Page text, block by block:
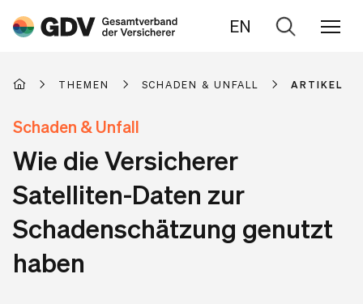
EN
Zur
THEMEN SCHADEN & UNFALL ARTIKEL
Schaden & Unfall
Wie die Versicherer
Satelliten-Daten zur
Schadenschätzung genutzt
haben